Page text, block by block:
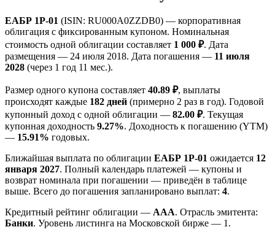
ЕАБР 1Р-01 (ISIN: RU000A0ZZDB0) — корпоративная
облигация с фиксированным купоном. Номинальная
стоимость одной облигации составляет 1 000 ₽. Дата
размещения — 24 июля 2018. Дата погашения — 11 июля
2028 (через 1 год 11 мес.).
Размер одного купона составляет 40.89 ₽, выплаты
происходят каждые 182 дней (примерно 2 раз в год). Годовой
купонный доход с одной облигации — 82.00 ₽. Текущая
купонная доходность 9.27%. Доходность к погашению (YTM)
— 15.91% годовых.
Ближайшая выплата по облигации ЕАБР 1Р-01 ожидается 12
января 2027. Полный календарь платежей — купоны и
возврат номинала при погашении — приведён в таблице
выше. Всего до погашения запланировано выплат: 4.
Кредитный рейтинг облигации — AAA. Отрасль эмитента:
Банки. Уровень листинга на Московской бирже — 1.